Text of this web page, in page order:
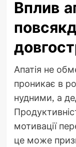
Вплив
Апатія не
проникає в
нудними, а
мотивації
це може